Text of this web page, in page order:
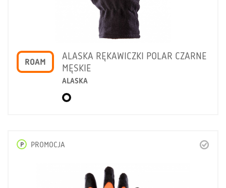
ROAM
ALASKA RĘKAWICZKI POLAR CZARNE
MĘSKIE
ALASKA
P PROMOCJA